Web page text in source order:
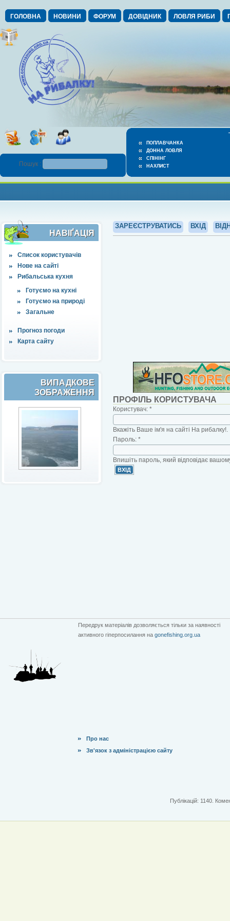
ГОЛОВНА НОВИНИ ФОРУМ ДОВІДНИК ЛОВЛЯ РИБИ
ПОПЛАВЧАНКА
ДОННА ЛОВЛЯ
СПІНІНГ
НАХЛИСТ
Пошук :
НАВІҐАЦІЯ
Список користувачів
Нове на сайті
Рибальська кухня
Готуємо на кухні
Готуємо на природі
Загальне
Прогноз погоди
Карта сайту
ВИПАДКОВЕ
ЗОБРАЖЕННЯ
ЗАРЕЄСТРУВАТИСЬ ВХІД
ПРОФІЛЬ КОРИСТУВАЧА
Користувач: *
Вкажіть Ваше ім'я на сайті На рибалку!.
Пароль: *
Впишіть пароль, який відповідає
Передрук матеріалів дозволяється тільки за наявності
активного гіперпосилання на gonefishing.org.ua
Про нас
Зв'язок з адміністрацією сайту
Публікацій: 1140.